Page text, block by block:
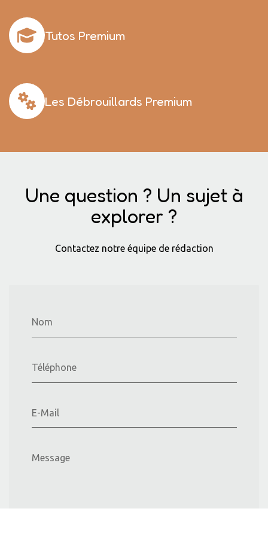
Tutos Premium
Les Débrouillards Premium
Une question ? Un sujet à
explorer ?
Contactez notre équipe de rédaction
Nom
Téléphone
E-Mail
Message